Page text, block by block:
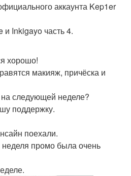
аккаунта Kep1er
Inkigayo часть 4.
хорошо!
макияж, причёска и
на следующей неделе?
поддержку.
поехали.
промо была очень